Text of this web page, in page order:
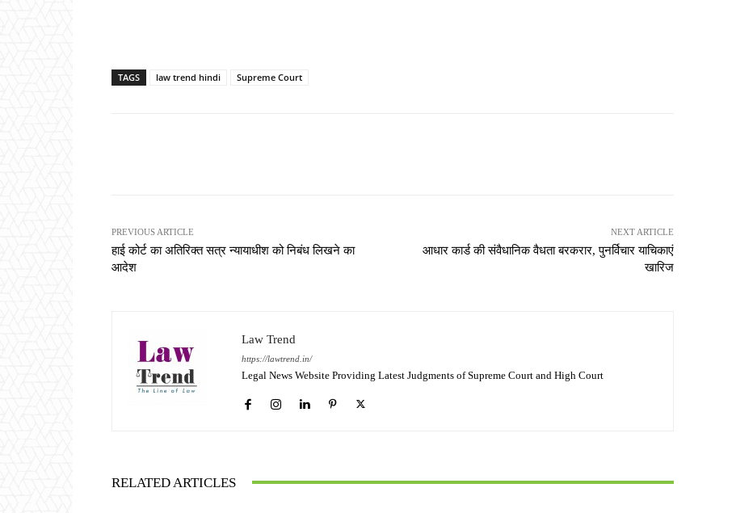
TAGS law trend hindi Supreme Court
PREVIOUS ARTICLE
हाई कोर्ट का अतिरिक्त सत्र न्यायाधीश को निबंध लिखने का
आदेश
NEXT ARTICLE
आधार कार्ड की संवैधानिक वैधता बरकरार, पुनर्विचार याचिकाएं
खारिज
Law Trend
https://lawtrend.in/
Legal News Website Providing Latest Judgments of Supreme Court and High Court
RELATED ARTICLES